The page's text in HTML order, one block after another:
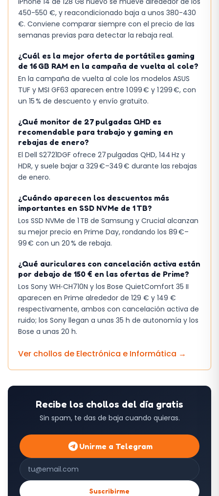
450-550 €, y reacondicionado baja a unos 380-430
€. Conviene comparar siempre con el precio de las
semanas previas para detectar la rebaja real.
¿Cuál es la mejor oferta de portátiles gaming
de 16 GB RAM en la campaña de vuelta al cole?
En la campaña de vuelta al cole los modelos ASUS
TUF y MSI GF63 aparecen entre 1 099 € y 1 299 €, con
un 15 % de descuento y envío gratuito.
¿Qué monitor de 27 pulgadas QHD es
recomendable para trabajo y gaming en
rebajas de enero?
El Dell S2721DGF ofrece 27 pulgadas QHD, 144 Hz y
HDR, y suele bajar a 329 €–349 € durante las rebajas
de enero.
¿Cuándo aparecen los descuentos más
importantes en SSD NVMe de 1 TB?
Los SSD NVMe de 1 TB de Samsung y Crucial alcanzan
su mejor precio en Prime Day, rondando los 89 €–
99 € con un 20 % de rebaja.
¿Qué auriculares con cancelación activa están
por debajo de 150 € en las ofertas de Prime?
Los Sony WH‑CH710N y los Bose QuietComfort 35 II
aparecen en Prime alrededor de 129 € y 149 €
respectivamente, ambos con cancelación activa de
ruido; los Sony llegan a unas 35 h de autonomía y los
Bose a unas 20 h.
Ver chollos de Electrónica e Informática →
Recibe los chollos del día gratis
Sin spam, te das de baja cuando quieras.
Unirme a Telegram
Correo electrónico
Suscribirme